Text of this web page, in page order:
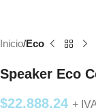
Inicio Eco
Speaker Eco
$22.888,24 +